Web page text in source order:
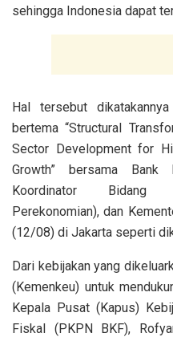
sehingga Indonesia dapat
Hal tersebut
bertema “Structural
Sector Development for
Growth” bersama Bank
Koordinator Bidang
Perekonomian), dan
(12/08) di Jakarta seperti
Dari kebijakan yang
(Kemenkeu) untuk
Kepala Pusat (Kapus)
Fiskal (PKPN BKF),